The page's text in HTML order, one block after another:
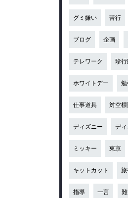
グミ嫌い 苦行
ブログ 企画
テレワーク 珍
ホワイトデー
仕事道具 対空
ディズニー デ
ミッキー 東京
キットカット
指導 一言